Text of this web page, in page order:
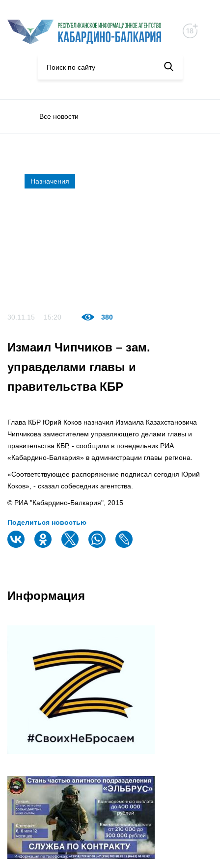
Все новости
Назначения
30.11.15 15:20 380
Измаил Чипчиков – зам.
управделами главы и
правительства КБР
Глава КБР Юрий Коков назначил Измаила Казахстановича
Чипчикова заместителем управляющего делами главы и
правительства КБР, - сообщили в понедельник РИА
«Кабардино-Балкария» в администрации главы региона.
«Соответствующее распоряжение подписал сегодня Юрий
Коков», - сказал собеседник агентства.
© РИА "Кабардино-Балкария", 2015
Поделиться новостью
Информация